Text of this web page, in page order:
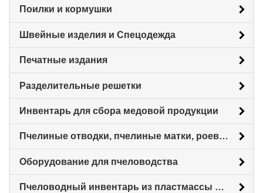
Поилки и кормушки
Швейные изделия и Спецодежда
Печатные издания
Разделительные решетки
Инвентарь для сбора медовой продукции
Пчелиные отводки, пчелиные матки, роевни
Оборудование для пчеловодства
Пчеловодный инвентарь из пластмассы для пасеки